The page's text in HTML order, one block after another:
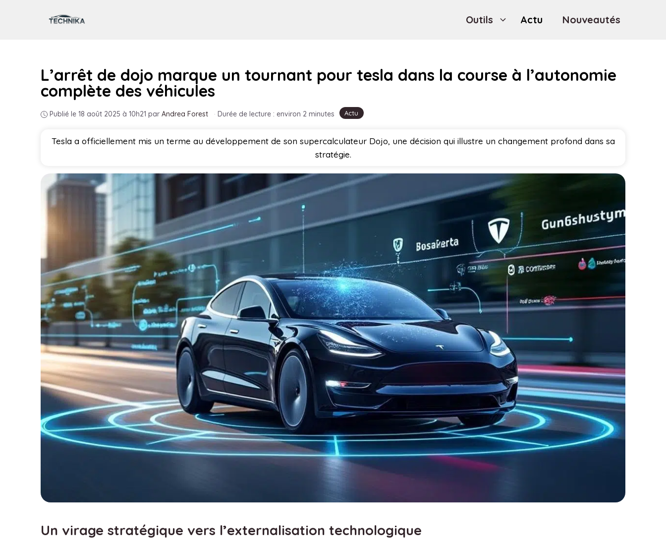
Outils Actu Nouveautés
Actu
L’arrêt de dojo marque un tournant pour tesla dans la course à l’autonomie
complète des véhicules
Publié le 18 août 2025 à 10h21 par Andrea Forest · Durée de lecture : environ 2 minutes
Tesla a officiellement mis un terme au développement de son supercalculateur Dojo, une décision qui illustre un changement profond dans sa
stratégie.
Un virage stratégique vers l’externalisation technologique